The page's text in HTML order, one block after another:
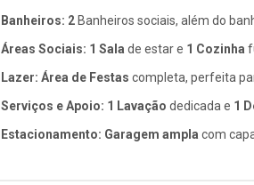
Banheiros: 2 Banheiros sociais, além do
Áreas Sociais: 1 Sala de estar e 1 Cozinha
Lazer: Área de Festas completa, perfeita
Serviços e Apoio: 1 Lavação dedicada e 1
Estacionamento: Garagem ampla com